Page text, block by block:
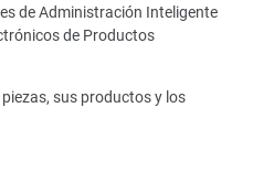
de Administración Inteligente
de Productos
sus productos y los